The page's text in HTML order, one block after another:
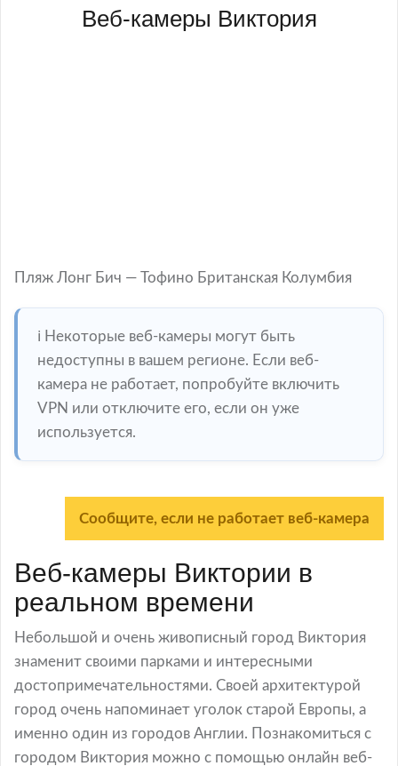
Веб-камеры Виктория
Пляж Лонг Бич — Тофино Британская Колумбия
ℹ️ Некоторые веб-камеры могут быть
недоступны в вашем регионе. Если веб-
камера не работает, попробуйте включить
VPN или отключите его, если он уже
используется.
Сообщите, если не работает веб-камера
Веб-камеры Виктории в
реальном времени
Небольшой и очень живописный город Виктория
знаменит своими парками и интересными
достопримечательностями. Своей архитектурой
город очень напоминает уголок старой Европы, а
именно один из городов Англии. Познакомиться с
городом Виктория можно с помощью онлайн веб-